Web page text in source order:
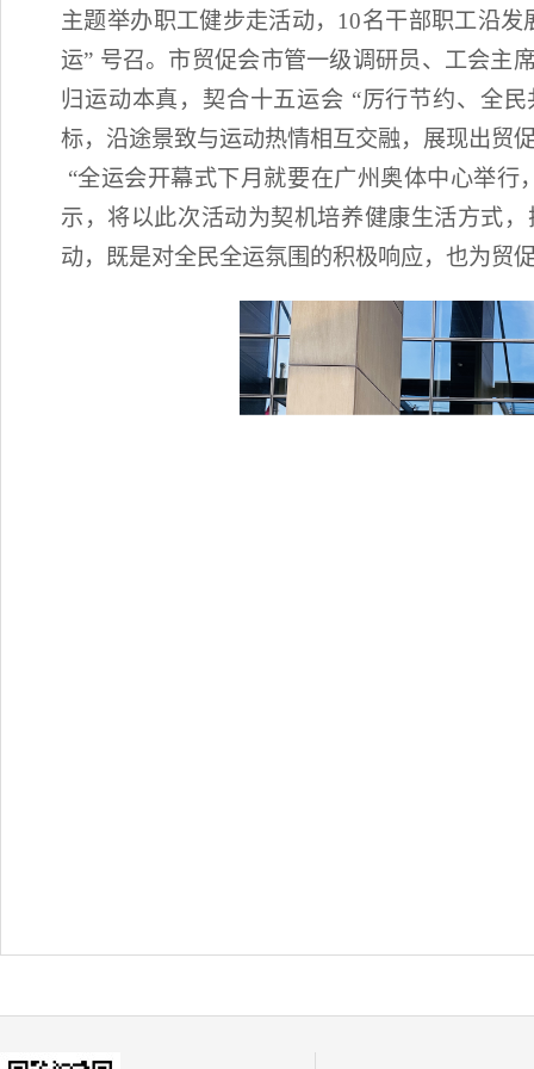
主题举办职工健步走活动，10名干部职工沿
运” 号召。市贸促会市管一级调研员、工会主
归运动本真，契合十五运会 “厉行节约、全
标，沿途景致与运动热情相互交融，展现出贸
“全运会开幕式下月就要在广州奥体中心举行
示，将以此次活动为契机培养健康生活方式
动，既是对全民全运氛围的积极响应，也为贸